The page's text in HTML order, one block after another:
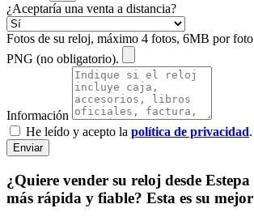
¿Aceptaría una venta a distancia?
Fotos de su reloj, máximo 4 fotos, 6MB por
PNG (no obligatorio).
Información
He leído y acepto la política de privacidad.
Enviar
¿Quiere vender su reloj desde
más rápida y fiable? Esta es su mejor